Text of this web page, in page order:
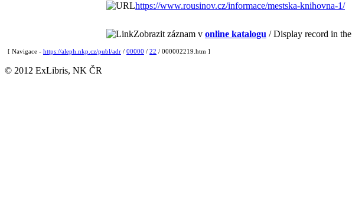
https://www.rousinov.cz/informace/mestska-knihovna-1/
Zobrazit záznam v online katalogu / Display record in the
[ Navigace - https://aleph.nkp.cz/publ/adr / 00000 / 22 / 000002219.htm ]
© 2012 ExLibris, NK ČR